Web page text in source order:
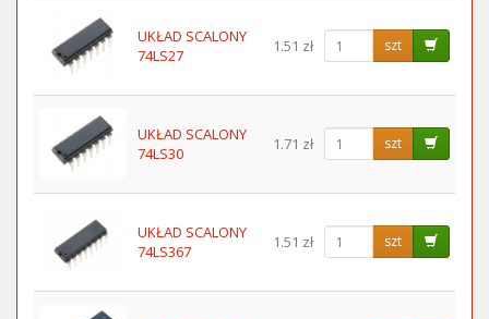
UKŁAD SCALONY
74LS27
1.51 zł szt
UKŁAD SCALONY
74LS30
1.71 zł szt
UKŁAD SCALONY
74LS367
1.51 zł szt